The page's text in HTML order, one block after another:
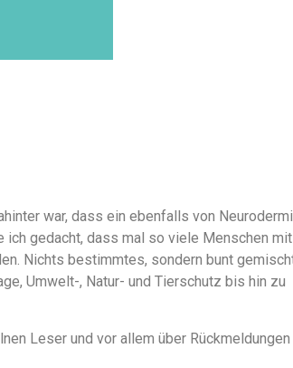
war, dass ein ebenfalls von
gedacht, dass mal so viele Menschen
Nichts bestimmtes, sondern bunt
Umwelt-, Natur- und Tierschutz bis hin zu
Leser und vor allem über Rückmeldungen